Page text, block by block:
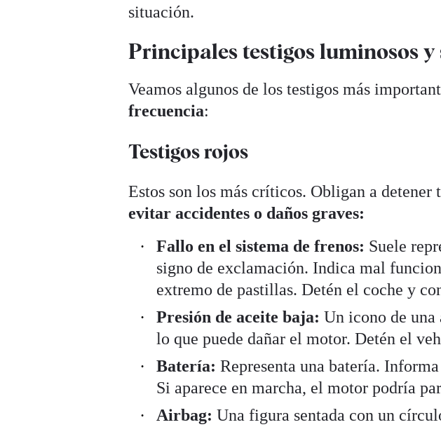
situación.
Principales testigos luminosos
Veamos algunos de los testigos más
frecuencia:
Testigos rojos
Estos son los más críticos. Obligan a detener
evitar accidentes o daños graves:
Fallo en el sistema de frenos: Suele
signo de exclamación. Indica mal
extremo de pastillas. Detén el coche y
Presión de aceite baja: Un icono de una
lo que puede dañar el motor. Detén el
Batería: Representa una batería.
Si aparece en marcha, el motor podría
Airbag: Una figura sentada con un